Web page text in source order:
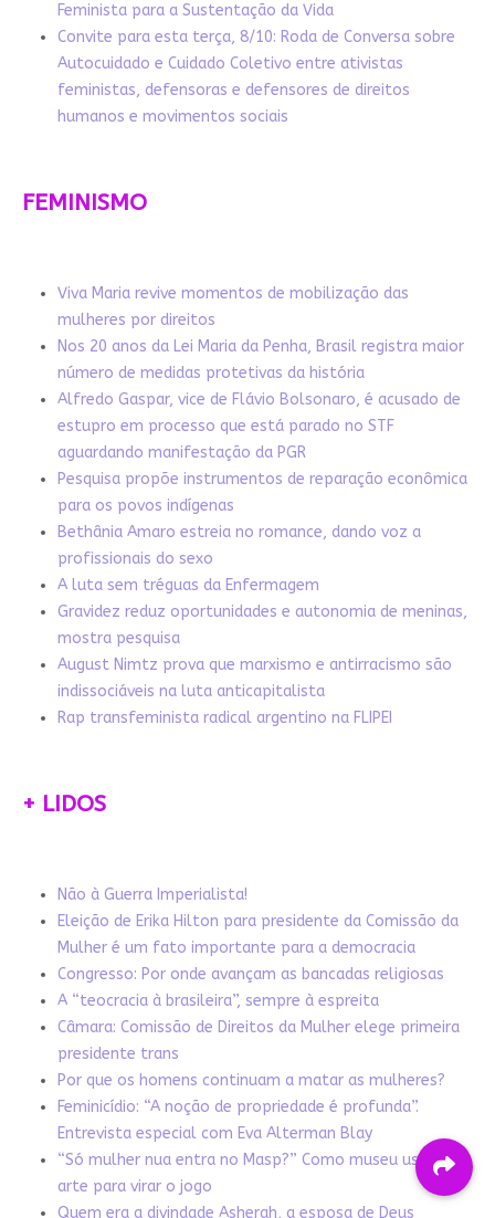
Feminista para a Sustentação da Vida
Convite para esta terça, 8/10: Roda de Conversa sobre
Autocuidado e Cuidado Coletivo entre ativistas
feministas, defensoras e defensores de direitos
humanos e movimentos sociais
FEMINISMO
Viva Maria revive momentos de mobilização das
mulheres por direitos
Nos 20 anos da Lei Maria da Penha, Brasil registra maior
número de medidas protetivas da história
Alfredo Gaspar, vice de Flávio Bolsonaro, é acusado de
estupro em processo que está parado no STF
aguardando manifestação da PGR
Pesquisa propõe instrumentos de reparação econômica
para os povos indígenas
Bethânia Amaro estreia no romance, dando voz a
profissionais do sexo
A luta sem tréguas da Enfermagem
Gravidez reduz oportunidades e autonomia de meninas,
mostra pesquisa
August Nimtz prova que marxismo e antirracismo são
indissociáveis na luta anticapitalista
Rap transfeminista radical argentino na FLIPEI
+ LIDOS
Não à Guerra Imperialista!
Eleição de Erika Hilton para presidente da Comissão da
Mulher é um fato importante para a democracia
Congresso: Por onde avançam as bancadas religiosas
A “teocracia à brasileira”, sempre à espreita
Câmara: Comissão de Direitos da Mulher elege primeira
presidente trans
Por que os homens continuam a matar as mulheres?
Feminicídio: “A noção de propriedade é profunda”.
Entrevista especial com Eva Alterman Blay
“Só mulher nua entra no Masp?” Como museu usa a
arte para virar o jogo
Quem era a divindade Asherah, a esposa de Deus